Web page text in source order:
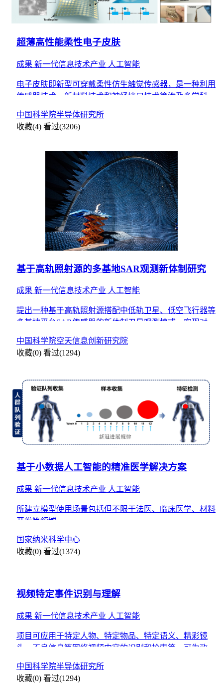
超薄高性能柔性电子皮肤
成果 新一代信息技术产业 人工智能
电子皮肤即新型可穿戴柔性仿生触觉传感器，是一种利用
传感器技术、新材料技术和神经接口技术等涉及多学科交
装置或者电
中国科学院半导体研究所
收藏(4) 看过(3206)
基于高轨照射源的多基地SAR观测新体制研究
成果 新一代信息技术产业 人工智能
提出一种基于高轨照射源搭配中低轨卫星、低空飞行器等
多基地平台SAR传感器的新体制卫星观测模式，实现对我
国沿海地区重点区域的高频次、高空间分辨率的卫星遥感
监测。
中国科学院空天信息创新研究院
收藏(0) 看过(1294)
基于小数据人工智能的精准医学解决方案
成果 新一代信息技术产业 人工智能
所建立模型使用场景包括但不限于法医、临床医学、材料
开发等领域。
国家纳米科学中心
收藏(0) 看过(1374)
视频特定事件识别与理解
成果 新一代信息技术产业 人工智能
项目可应用于特定人物、特定物品、特定语义、精彩镜
头、不良信息等网络视频内容的识别和检索等，可为政府
中国科学院半导体研究所
收藏(0) 看过(1294)